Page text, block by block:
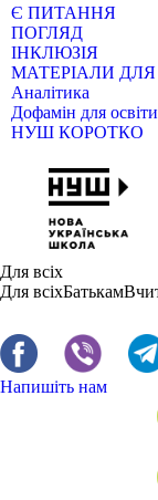
Є ПИТАННЯ
ПОГЛЯД
ІНКЛЮЗІЯ
МАТЕРІАЛИ ДЛЯ
Аналітика
Дофамін для освіти
НУШ КОРОТКО
Для всіх
Для всіхБатькам
Напишіть нам